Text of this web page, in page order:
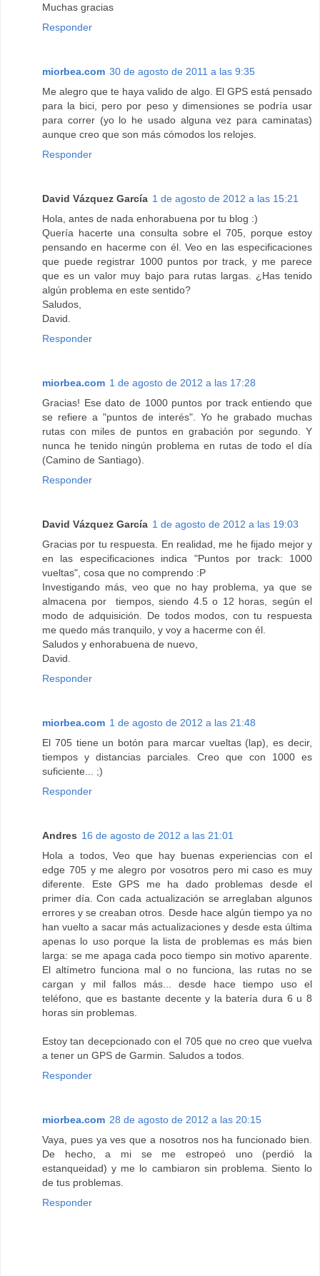
Muchas gracias
Responder
miorbea.com 30 de agosto de 2011 a las 9:35
Me alegro que te haya valido de algo. El GPS está pensado
para la bici, pero por peso y dimensiones se podría usar
para correr (yo lo he usado alguna vez para caminatas)
aunque creo que son más cómodos los relojes.
Responder
David Vázquez García 1 de agosto de 2012 a las 15:21
Hola, antes de nada enhorabuena por tu blog :)
Quería hacerte una consulta sobre el 705, porque estoy
pensando en hacerme con él. Veo en las especificaciones
que puede registrar 1000 puntos por track, y me parece
que es un valor muy bajo para rutas largas. ¿Has tenido
algún problema en este sentido?
Saludos,
David.
Responder
miorbea.com 1 de agosto de 2012 a las 17:28
Gracias! Ese dato de 1000 puntos por track entiendo que
se refiere a "puntos de interés". Yo he grabado muchas
rutas con miles de puntos en grabación por segundo. Y
nunca he tenido ningún problema en rutas de todo el día
(Camino de Santiago).
Responder
David Vázquez García 1 de agosto de 2012 a las 19:03
Gracias por tu respuesta. En realidad, me he fijado mejor y
en las especificaciones indica "Puntos por track: 1000
vueltas", cosa que no comprendo :P
Investigando más, veo que no hay problema, ya que se
almacena por tiempos, siendo 4.5 o 12 horas, según el
modo de adquisición. De todos modos, con tu respuesta
me quedo más tranquilo, y voy a hacerme con él.
Saludos y enhorabuena de nuevo,
David.
Responder
miorbea.com 1 de agosto de 2012 a las 21:48
El 705 tiene un botón para marcar vueltas (lap), es decir,
tiempos y distancias parciales. Creo que con 1000 es
suficiente... ;)
Responder
Andres 16 de agosto de 2012 a las 21:01
Hola a todos, Veo que hay buenas experiencias con el
edge 705 y me alegro por vosotros pero mi caso es muy
diferente. Este GPS me ha dado problemas desde el
primer día. Con cada actualización se arreglaban algunos
errores y se creaban otros. Desde hace algún tiempo ya no
han vuelto a sacar más actualizaciones y desde esta última
apenas lo uso porque la lista de problemas es más bien
larga: se me apaga cada poco tiempo sin motivo aparente.
El altímetro funciona mal o no funciona, las rutas no se
cargan y mil fallos más... desde hace tiempo uso el
teléfono, que es bastante decente y la batería dura 6 u 8
horas sin problemas.
Estoy tan decepcionado con el 705 que no creo que vuelva
a tener un GPS de Garmin. Saludos a todos.
Responder
miorbea.com 28 de agosto de 2012 a las 20:15
Vaya, pues ya ves que a nosotros nos ha funcionado bien.
De hecho, a mi se me estropeó uno (perdió la
estanqueidad) y me lo cambiaron sin problema. Siento lo
de tus problemas.
Responder